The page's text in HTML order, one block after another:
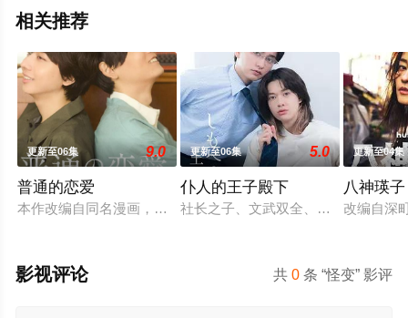
相关推荐
更新至06集 9.0
普通的恋爱
本作改编自同名漫画，是一部以处于上下级关系的文原一良与
更新至06集 5.0
仆人的王子殿下
社长之子、文武双全、校内站在金字
更新至04集
八神瑛
改编自深
共0 条 “怪变” 影评
影视评论